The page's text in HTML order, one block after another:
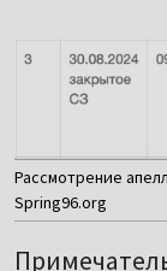
Рассмотрение
Spring96.org